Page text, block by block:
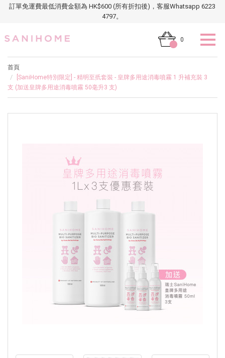
訂單免運費最低消費金額為 HK$600 (所有折扣後)，客服Whatsapp 6223
4797。
0
首頁
[SaniHome特別限定] - 精明至扺套裝 - 皇牌多用途消毒噴霧 1 升補充裝 3
支 (加送皇牌多用途消毒噴霧 50毫升3 支)